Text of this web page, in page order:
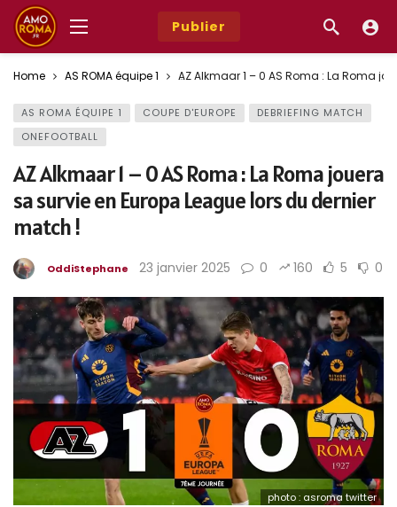
Publier
Home AS ROMA équipe 1 AZ Alkmaar 1 – 0 AS Roma : La Roma
AS ROMA ÉQUIPE 1 COUPE D'EUROPE
DEBRIEFING MATCH
ONEFOOTBALL
AZ Alkmaar 1 – 0 AS Roma : La Roma jouera
sa survie en Europa League lors du dernier
match !
OddiStephane 23 janvier 2025 0 160 5 0
photo : asroma twitter